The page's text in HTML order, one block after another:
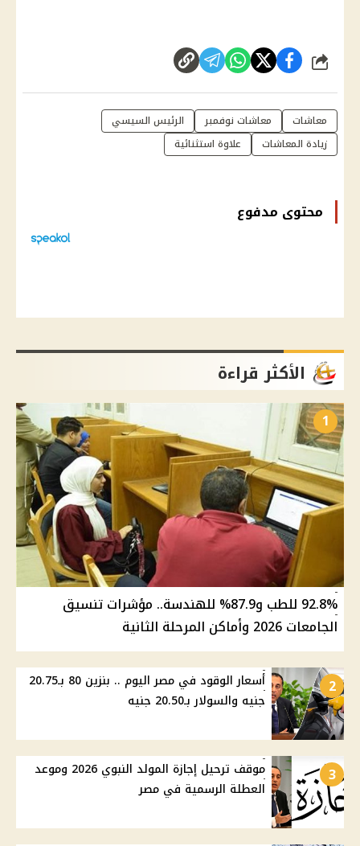
شارك
معاشات معاشات نوفمبر
الرئيس السيسي
زيادة المعاشات
علاوة استثنائية
محتوى مدفوع
الأكثر قراءة
1
92.8% للطب و87.9% للهندسة.. مؤشرات تنسيق
الجامعات 2026 وأماكن المرحلة الثانية
2
أسعار الوقود في مصر اليوم .. بنزين 80 بـ20.75
جنيه والسولار بـ20.50 جنيه
3
موقف ترحيل إجازة المولد النبوي 2026 وموعد
العطلة الرسمية في مصر